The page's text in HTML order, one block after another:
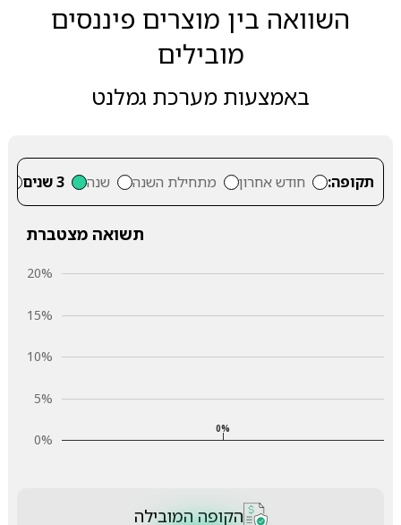
השוואה בין מוצרים פיננסים
מובילים
באמצעות מערכת גמלנט
תקופה: חודש אחרון מתחילת השנה שנה 3 שנים
תשואה מצטברת
0%
5%
10%
15%
20%
0%
הקופה המובילה